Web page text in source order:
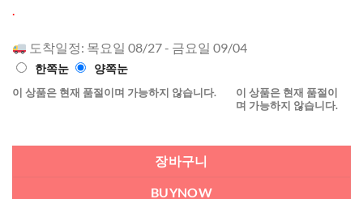
고객 평가
로 5점 만
점에점으
로 평가됨
.
도착일정: 목요일 08/27 - 금요일 09/04
한쪽눈 양쪽눈
이 상품은 현재 품절이며 가능하지 않습니다.
이 상품은 현재 품절이
며 가능하지 않습니다.
장바구니
BUYNOW